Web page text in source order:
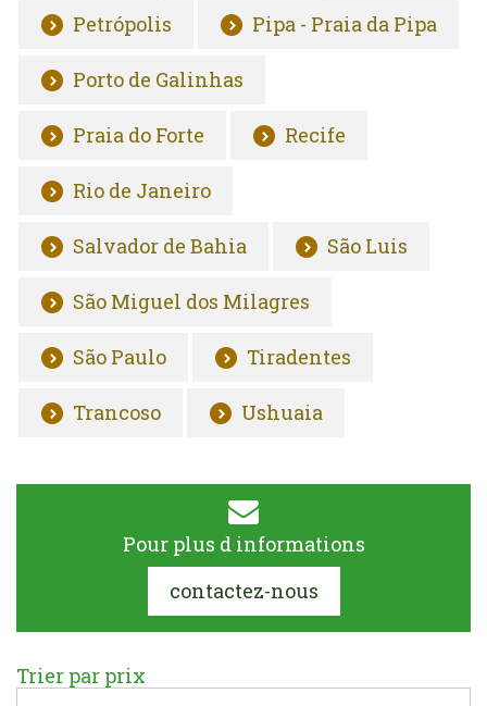
Petrópolis Pipa - Praia da Pipa
Porto de Galinhas
Praia do Forte Recife
Rio de Janeiro
Salvador de Bahia São Luis
São Miguel dos Milagres
São Paulo Tiradentes
Trancoso Ushuaia
Pour plus d informations
contactez-nous
Trier par prix